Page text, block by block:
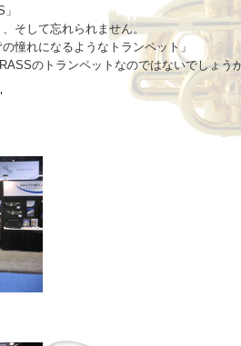
そして忘れられません。
憧れになるようなトランペット」
のトランペットなのではないでしょう